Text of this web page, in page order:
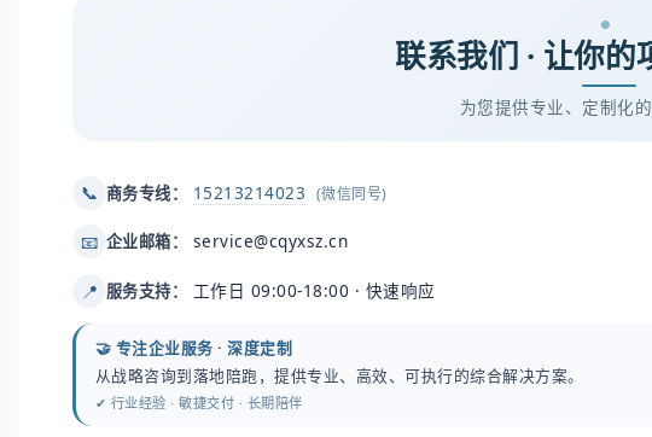
联系我们 · 让你
为您提供专业、定制化
📞 商务专线： 15213214023 (微信同号)
📧 企业邮箱： service@cqyxsz.cn
📍 服务支持： 工作日 09:00-18:00 · 快速响应
🤝 专注企业服务 · 深度定制
从战略咨询到落地陪跑，提供专业、高效、可执行的综合解决方案。
✔ 行业经验 · 敏捷交付 · 长期陪伴